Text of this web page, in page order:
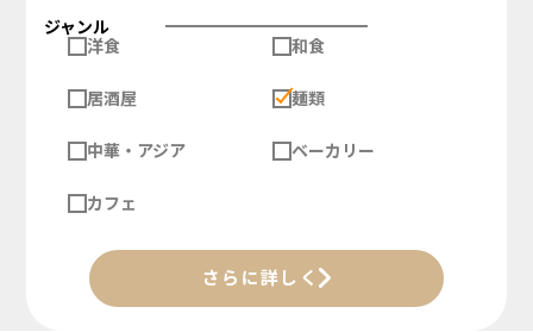
ジャンル
洋食
和食
居酒屋 麺類
中華・アジア ベーカリー
カフェ
さらに詳しく